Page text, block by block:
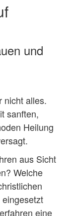
und
nicht alles.
sanften,
Heilung
aus Sicht
Welche
eine